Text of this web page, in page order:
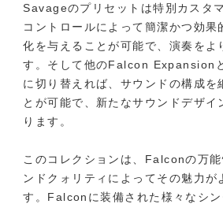
Savageのプリセットは特別カスタ
コントロールによって簡潔かつ効果
化を与えることが可能で、演奏をよ
す。そして他のFalcon Expansion
に切り替えれば、サウンドの構成を
とが可能で、新たなサウンドデザイ
ります。
このコレクションは、Falconの万
ンドクォリティによってその魅力が
す。Falconに装備された様々なシ